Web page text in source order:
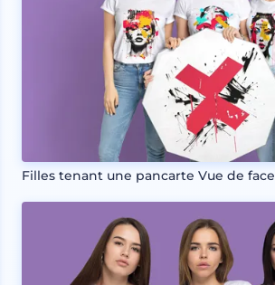
Filles tenant une pancarte Vue de face